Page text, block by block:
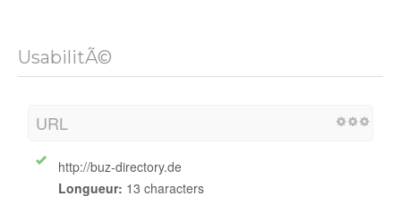
UsabilitÃ©
URL
http://buz-directory.de
Longueur: 13 characters